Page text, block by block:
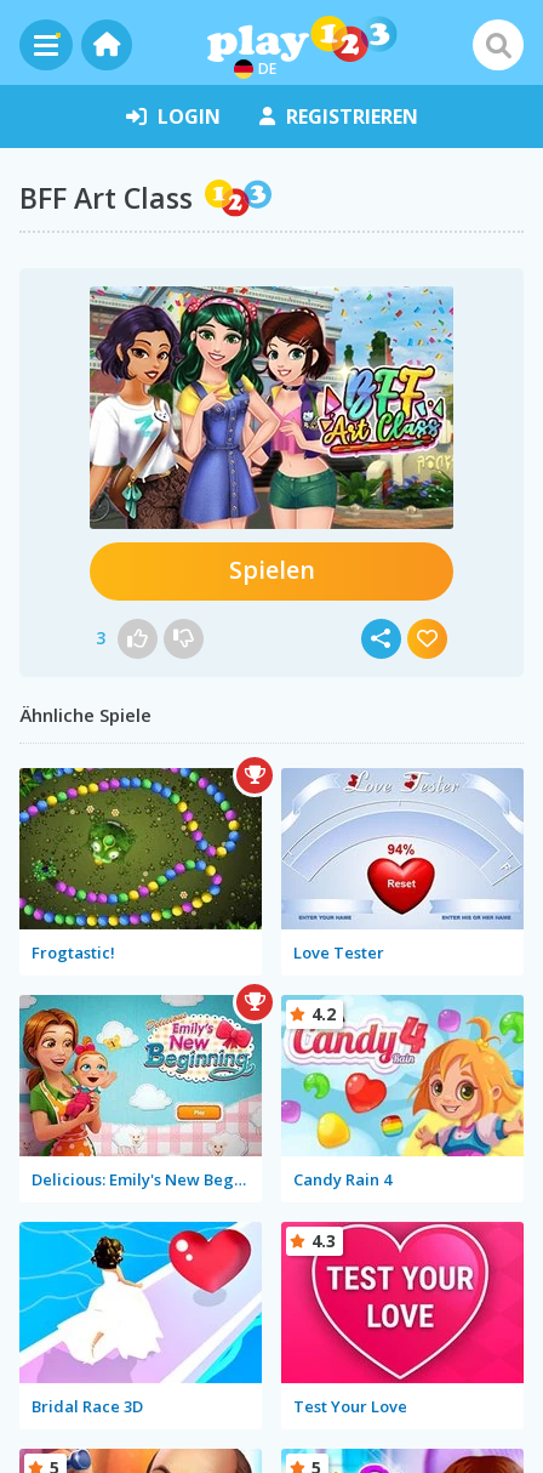
DE
LOGIN REGISTRIEREN
BFF Art Class
Spielen
3
Ähnliche Spiele
Frogtastic! Love Tester
Delicious: Emily's New Beginning Candy Rain 4
4.2
Bridal Race 3D Test Your Love
4.3
5 5